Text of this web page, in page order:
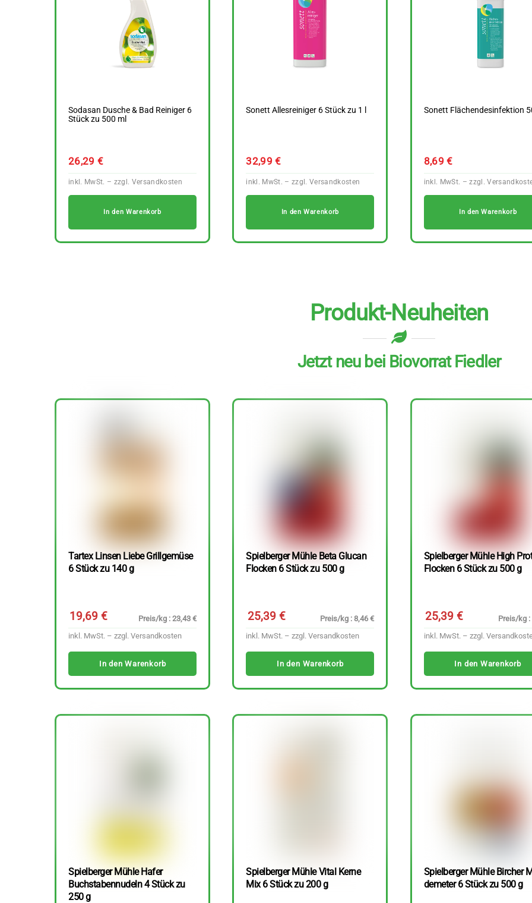
Sodasan Dusche & Bad Reiniger 6
Stück zu 500 ml
26,29€
In den Warenkorb
Sonett Allesreiniger 6 Stück zu 1 l
32,99€
In den Warenkorb
Sonett Flächendesinfektion
8,69€
In den Warenkorb
Produkt-Neuheiten
Jetzt neu bei Biovorrat Fiedler
Tartex Linsen Liebe Grillgemüse
6 Stück zu 140 g
19,69€
Preis/kg : 23,43 €
inkl. MwSt. – zzgl. Versandkosten
In den Warenkorb
Spielberger Mühle Beta Glucan
Flocken 6 Stück zu 500 g
25,39 €
Preis/kg : 8,46 €
inkl. MwSt. – zzgl.Versandkosten
In den Warenkorb
Spielberger Mühle High
Flocken 6 Stück zu 500 g
25,39 €
Preis/kg :
inkl. MwSt. – zzgl.
In den Warenkorb
Spielberger Mühle Hafer
Buchstabennudeln 4 Stück zu
250 g
Spielberger Mühle Vital Kerne
Mix 6 Stück zu 200 g
Spielberger Mühle Bircher
demeter 6 Stück zu 500 g